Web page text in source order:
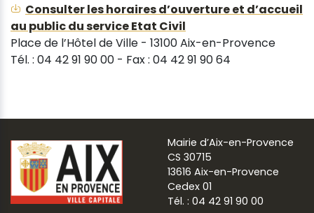
Consulter les horaires d’ouverture et d’accueil
au public du service Etat Civil
Place de l’Hôtel de Ville - 13100 Aix-en-Provence
Tél. : 04 42 91 90 00 - Fax : 04 42 91 90 64
Mairie d’Aix-en-Provence
CS 30715
13616 Aix-en-Provence
Cedex 01
Tél. : 04 42 91 90 00